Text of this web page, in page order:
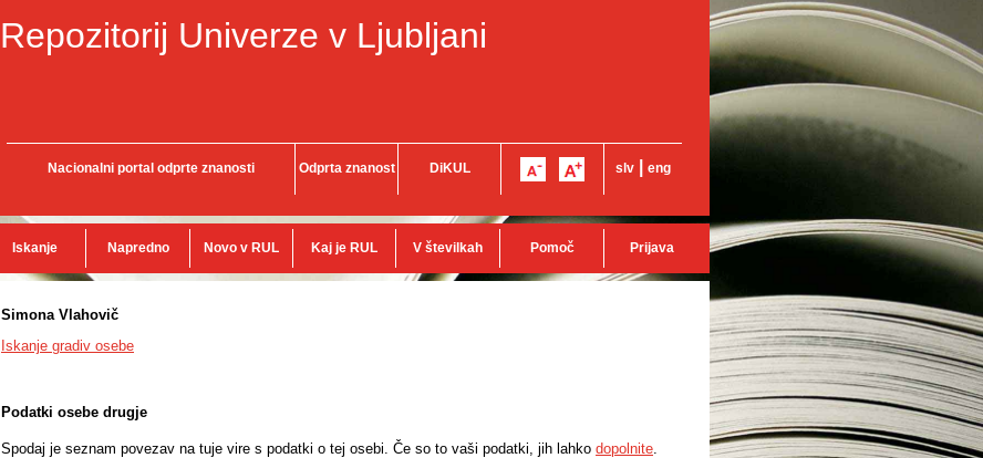
Repozitorij Univerze v Ljubljani
Nacionalni portal odprte znanosti Odprta znanost DiKUL slv eng
Iskanje Napredno Novo v RUL Kaj je RUL V številkah Pomoč Prijava
Simona Vlahovič
Iskanje gradiv osebe
Podatki osebe drugje
Spodaj je seznam povezav na tuje vire s podatki o tej osebi. Če so to vaši podatki, jih lahko dopolnite